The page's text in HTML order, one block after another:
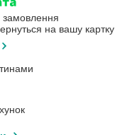
замовлення
на вашу картку